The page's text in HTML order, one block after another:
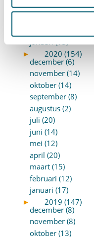
april (11)
januari (15)
►
2020 (154)
december (6)
november (14)
oktober (14)
september (8)
augustus (2)
juli (20)
juni (14)
mei (12)
april (20)
maart (15)
februari (12)
januari (17)
►
2019 (147)
december (8)
november (8)
oktober (13)